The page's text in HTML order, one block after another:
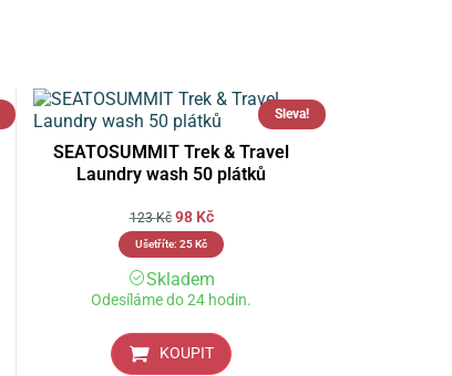
Sleva!
SEATOSUMMIT Trek & Travel
Laundry wash 50 plátků
123Kč 98 Kč
Ušetříte: 25Kč
Skladem
Odesíláme do 24 hodin.
KOUPIT